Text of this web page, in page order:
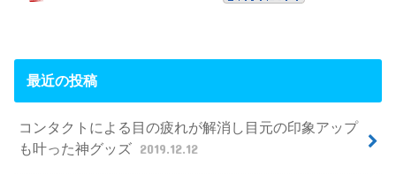
最近の投稿
コンタクトによる目の疲れが解消し目元の印象アップ
も叶った神グッズ 2019.12.12